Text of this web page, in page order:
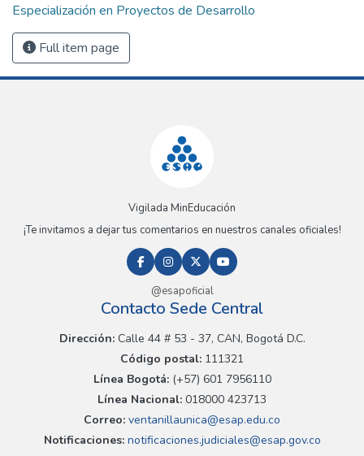
Especialización en Proyectos de Desarrollo
Full item page
Vigilada MinEducación
¡Te invitamos a dejar tus comentarios en nuestros canales oficiales!
@esapoficial
Contacto Sede Central
Dirección:Calle 44 # 53 - 37, CAN, Bogotá D.C.
Código postal: 111321
Línea Bogotá:(+57) 601 7956110
Línea Nacional: 018000 423713
Correo: ventanillaunica@esap.edu.co
Notificaciones:notificaciones.judiciales@esap.gov.co